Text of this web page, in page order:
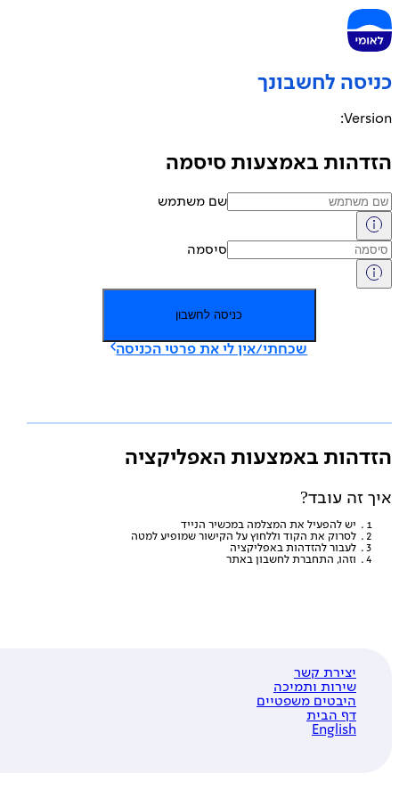
לחשבונך
באמצעות סיסמה
שם משתמש
סיסמה
כניסה לחשבון
שכחתי/אין לי את פרטי הכניסה
באמצעות האפליקציה
זה עובד?
יש להפעיל את המצלמה במכשיר הנייד
לסרוק את הקוד וללחוץ על הקישור שמופיע למטה
לעבור להזדהות באפליקציה
וזהו, התחברת לחשבון באתר
יצירת קשר
שירות ותמיכה
היבטים משפטיים
דף הבית
English